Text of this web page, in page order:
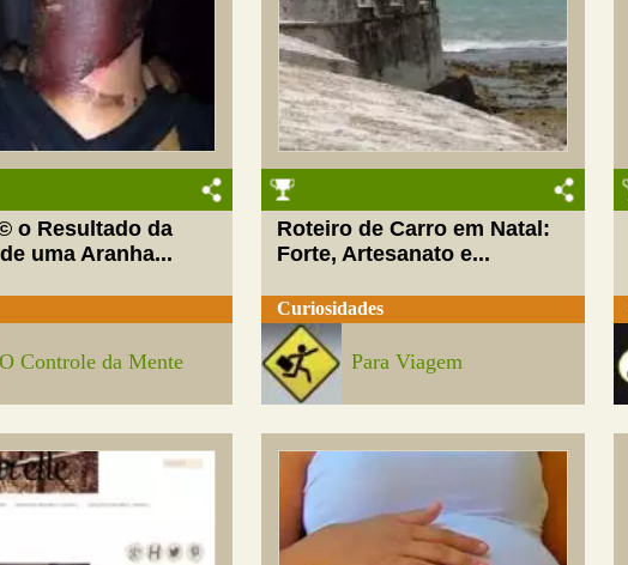
o Resultado da
uma Aranha...
O Controle da Mente
Roteiro de Carro em Natal:
Forte, Artesanato e...
Curiosidades
Para Viagem